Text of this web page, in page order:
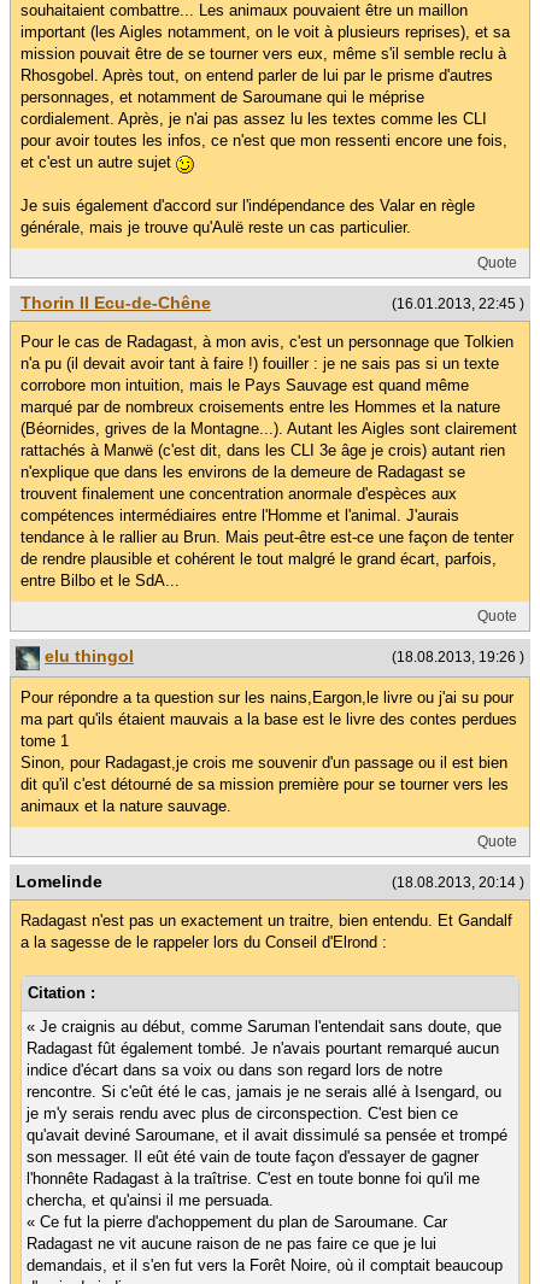
souhaitaient combattre... Les animaux pouvaient être un maillon
important (les Aigles notamment, on le voit à plusieurs reprises), et sa
mission pouvait être de se tourner vers eux, même s'il semble reclu à
Rhosgobel. Après tout, on entend parler de lui par le prisme d'autres
personnages, et notamment de Saroumane qui le méprise
cordialement. Après, je n'ai pas assez lu les textes comme les CLI
pour avoir toutes les infos, ce n'est que mon ressenti encore une fois,
et c'est un autre sujet
Je suis également d'accord sur l'indépendance des Valar en règle
générale, mais je trouve qu'Aulë reste un cas particulier.
Quote
(16.01.2013, 22:45 )
Thorin II Ecu-de-Chêne
Pour le cas de Radagast, à mon avis, c'est un personnage que Tolkien
n'a pu (il devait avoir tant à faire !) fouiller : je ne sais pas si un texte
corrobore mon intuition, mais le Pays Sauvage est quand même
marqué par de nombreux croisements entre les Hommes et la nature
(Béornides, grives de la Montagne...). Autant les Aigles sont clairement
rattachés à Manwë (c'est dit, dans les CLI 3e âge je crois) autant rien
n'explique que dans les environs de la demeure de Radagast se
trouvent finalement une concentration anormale d'espèces aux
compétences intermédiaires entre l'Homme et l'animal. J'aurais
tendance à le rallier au Brun. Mais peut-être est-ce une façon de tenter
de rendre plausible et cohérent le tout malgré le grand écart, parfois,
entre Bilbo et le SdA...
Quote
(18.08.2013, 19:26 )
elu thingol
Pour répondre a ta question sur les nains,Eargon,le livre ou j'ai su pour
ma part qu'ils étaient mauvais a la base est le livre des contes perdues
tome 1
Sinon, pour Radagast,je crois me souvenir d'un passage ou il est bien
dit qu'il c'est détourné de sa mission première pour se tourner vers les
animaux et la nature sauvage.
Quote
(18.08.2013, 20:14 )
Lomelinde
Radagast n'est pas un exactement un traitre, bien entendu. Et Gandalf
a la sagesse de le rappeler lors du Conseil d'Elrond :
Citation :
« Je craignis au début, comme Saruman l'entendait sans doute, que
Radagast fût également tombé. Je n'avais pourtant remarqué aucun
indice d'écart dans sa voix ou dans son regard lors de notre
rencontre. Si c'eût été le cas, jamais je ne serais allé à Isengard, ou
je m'y serais rendu avec plus de circonspection. C'est bien ce
qu'avait deviné Saroumane, et il avait dissimulé sa pensée et trompé
son messager. Il eût été vain de toute façon d'essayer de gagner
l'honnête Radagast à la traîtrise. C'est en toute bonne foi qu'il me
chercha, et qu'ainsi il me persuada.
« Ce fut la pierre d'achoppement du plan de Saroumane. Car
Radagast ne vit aucune raison de ne pas faire ce que je lui
demandais, et il s'en fut vers la Forêt Noire, où il comptait beaucoup